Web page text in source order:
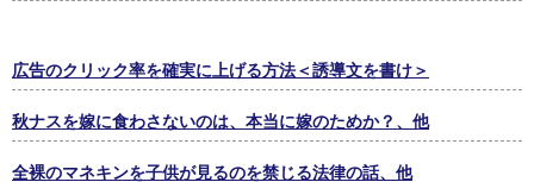
広告のクリック率を確実に上げる方法＜誘導文を書け＞
秋ナスを嫁に食わさないのは、本当に嫁のためか？、他
全裸のマネキンを子供が見るのを禁じる法律の話、他